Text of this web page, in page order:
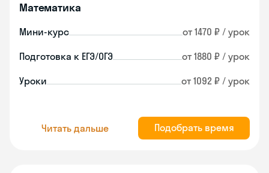
Математика
Мини-курс от 1470 ₽ / урок
Подготовка к ЕГЭ/ОГЭ от 1880 ₽ / урок
Уроки от 1092 ₽ / урок
Читать дальше Подобрать время